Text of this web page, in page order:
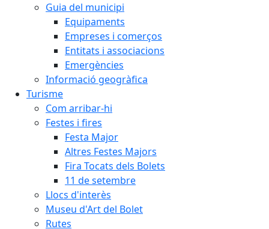
Guia del municipi
Equipaments
Empreses i comerços
Entitats i associacions
Emergències
Informació geogràfica
Turisme
Com arribar-hi
Festes i fires
Festa Major
Altres Festes Majors
Fira Tocats dels Bolets
11 de setembre
Llocs d'interès
Museu d'Art del Bolet
Rutes